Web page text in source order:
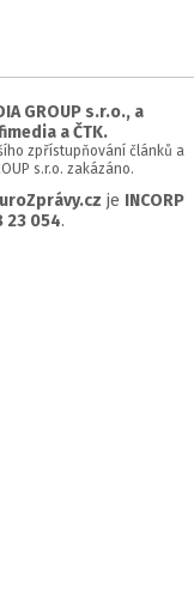
GROUP s.r.o., a
a ČTK.
zpřístupňování článků a
s.r.o. zakázáno.
je INCORP
23 054.